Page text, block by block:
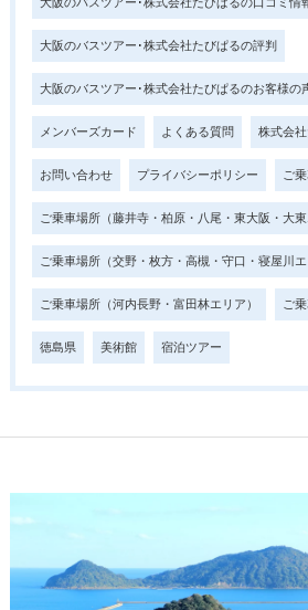
大阪のバスツアー･株式会社たびぱるの評判
大阪のバスツアー･株式会社たびぱるのお客様の
メンバーズカード よくある質問 株式会
お問い合わせ プライバシーポリシー ご
ご乗車場所（藤井寺・柏原・八尾・東大阪・大東
ご乗車場所（交野・枚方・高槻・守口・寝屋川エ
ご乗車場所（河内長野・富田林エリア） ご
徳島県 美術館 宿泊ツアー